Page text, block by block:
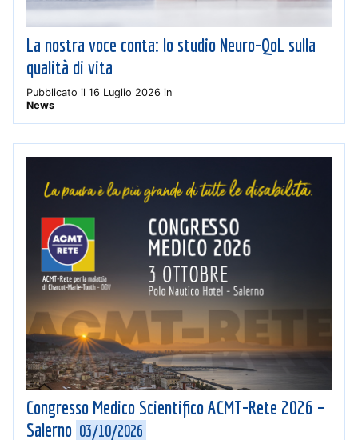
La nostra voce conta: lo studio Neuro-QoL sulla
qualità di vita
Pubblicato il 16 Luglio 2026 in
News
Congresso Medico Scientifico ACMT-Rete 2026 –
Salerno 03/10/2026